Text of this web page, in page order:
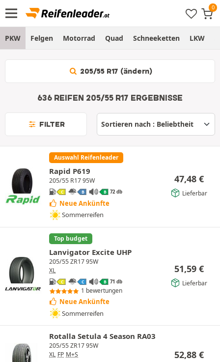
PKW Felgen Motorrad Quad Schneeketten LKW
205/55 R17 (ändern)
636 REIFEN 205/55 R17 ERGEBNISSE
FILTER
Auswahl Reifenleader
Rapid P619
205/55 R17 95W
C B B 72 db
Neue Ankünfte
Sommerreifen
47,48 €
Lieferbar
Top budget
Lanvigator Excite UHP
205/55 ZR17 95W
XL
C C B 71 db
1 bewertungen
Neue Ankünfte
Sommerreifen
51,59 €
Lieferbar
Rotalla Setula 4 Season RA03
205/55 ZR17 95W
XL FP M+S 52,88 €